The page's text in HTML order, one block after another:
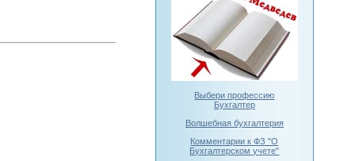
Выбери профессию
Бухгалтер
Волшебная бухгалтерия
Комментарии к ФЗ "О
Бухгалтерском учете"